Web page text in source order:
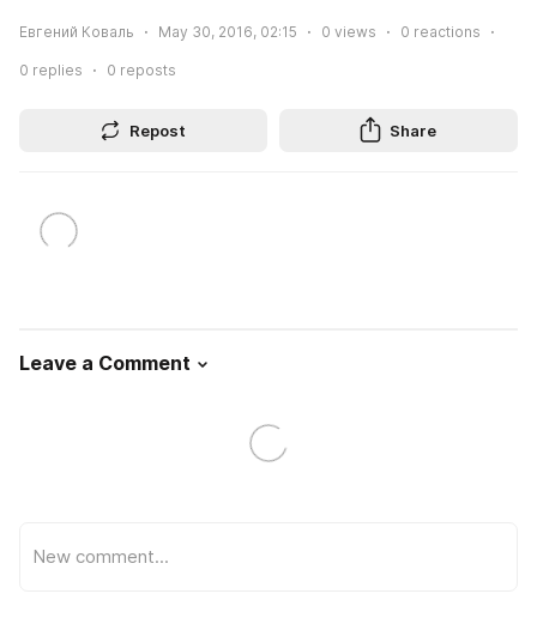
Евгений Коваль May 30, 2016, 02:15 0 views 0 reactions
0 replies 0 reposts
Repost Share
Leave a Comment